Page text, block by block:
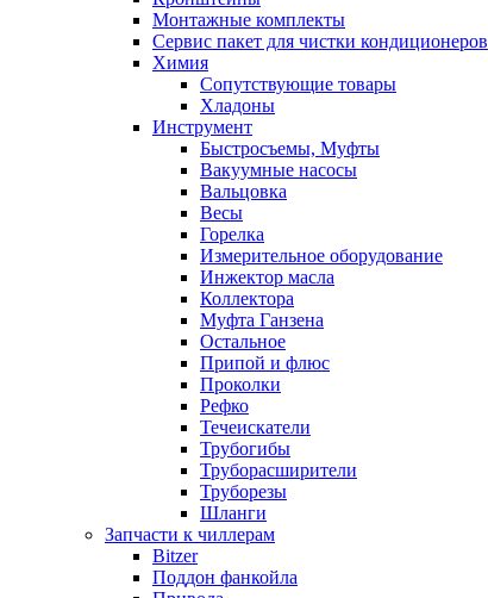
Монтажные комплекты
Сервис пакет для чистки кондиционеров
Химия
Сопутствующие товары
Хладоны
Инструмент
Быстросъемы, Муфты
Вакуумные насосы
Вальцовка
Весы
Горелка
Измерительное оборудование
Инжектор масла
Коллектора
Муфта Ганзена
Остальное
Припой и флюс
Проколки
Рефко
Течеискатели
Трубогибы
Труборасширители
Труборезы
Шланги
Запчасти к чиллерам
Bitzer
Поддон фанкойла